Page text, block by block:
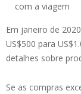
com a viagem
Em janeiro de
US$500 para
detalhes sobre
Se as compras